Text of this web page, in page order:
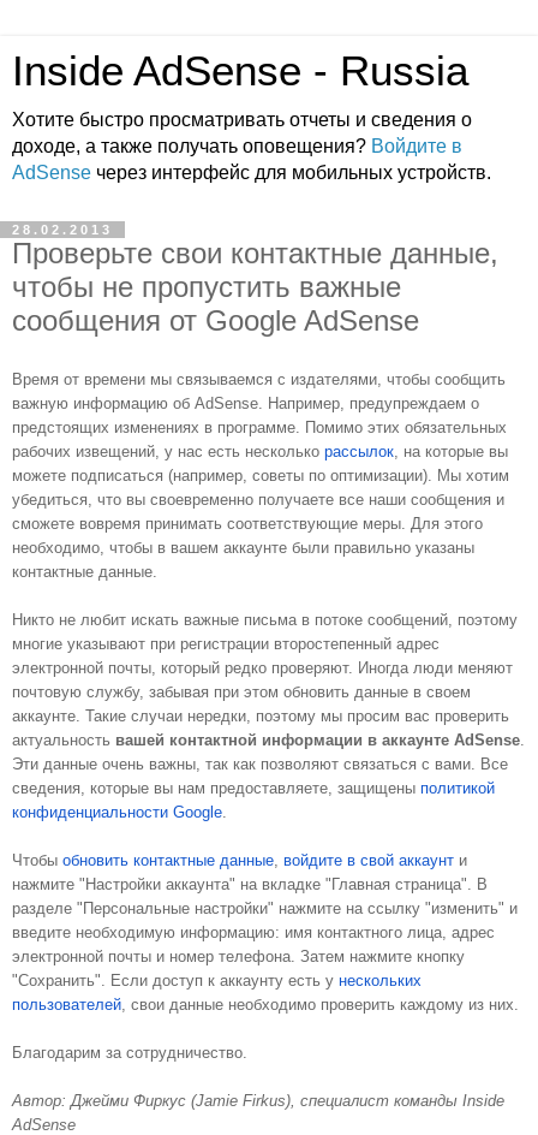
Inside AdSense - Russia
Хотите быстро просматривать отчеты и сведения о
доходе, а также получать оповещения? Войдите в
AdSense через интерфейс для мобильных устройств.
28.02.2013
Проверьте свои контактные данные,
чтобы не пропустить важные
сообщения от Google AdSense
Время от времени мы связываемся с издателями, чтобы сообщить
важную информацию об AdSense. Например, предупреждаем о
предстоящих изменениях в программе. Помимо этих обязательных
рабочих извещений, у нас есть несколько рассылок , на которые вы
можете подписаться (например, советы по оптимизации). Мы хотим
убедиться, что вы своевременно получаете все наши сообщения и
сможете вовремя принимать соответствующие меры. Для этого
необходимо, чтобы в вашем аккаунте были правильно указаны
контактные данные.
Никто не любит искать важные письма в потоке сообщений, поэтому
многие указывают при регистрации второстепенный адрес
электронной почты, который редко проверяют. Иногда люди меняют
почтовую службу, забывая при этом обновить данные в своем
аккаунте. Такие случаи нередки, поэтому мы просим вас проверить
актуальность вашей контактной информации в аккаунте AdSense
Эти данные очень важны, так как позволяют связаться с вами. Все
сведения, которые вы нам предоставляете, защищены политикой
конфиденциальности Google
Чтобы обновить контактные данные войдите в свой аккаунт и
нажмите "Настройки аккаунта" на вкладке "Главная страница". В
разделе "Персональные настройки" нажмите на ссылку "изменить" и
введите необходимую информацию: имя контактного лица, адрес
электронной почты и номер телефона. Затем нажмите кнопку
"Сохранить". Если доступ к аккаунту есть у нескольких
пользователей , свои данные необходимо проверить каждому из них.
Благодарим за сотрудничество.
Автор: Джейми Фиркус (Jamie Firkus), специалист команды Inside
AdSense